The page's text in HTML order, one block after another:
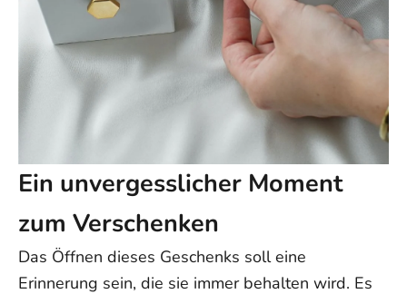
Ein unvergesslicher Moment
zum Verschenken
Das Öffnen dieses Geschenks soll eine
Erinnerung sein, die sie immer behalten wird. Es